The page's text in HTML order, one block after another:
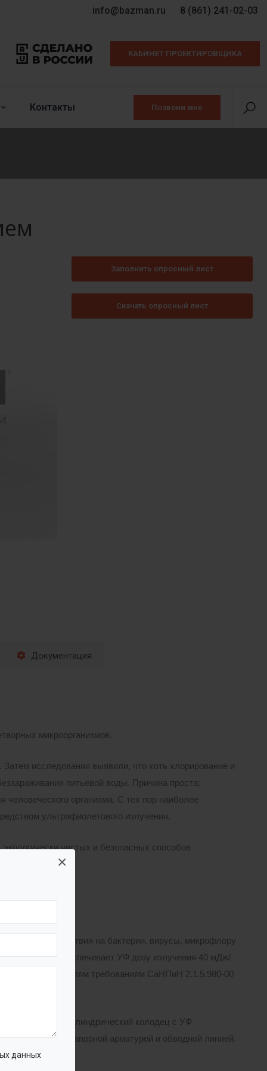
данных
×
info@bazman.ru 8 (861) 241-02-03
КАБИНЕТ ПРОЕКТИРОВЩИКА
Контакты Позвони мне
Заполнить опросный лист
Скачать опросный лист
Документация
микроорганизмов.
исследования выявили, что хоть хлорирование и
питьевой воды. Причина проста:
организма. С тех пор наиболее
ультрафиолетового излучения.
чистых и безопасных способов
воздействия на бактерии, вирусы, микрофлору
обеспечивает УФ дозу излучения 40 мДж/
показателям требованиям СаНПиН 2.1.5.980-00
цилиндрический колодец с УФ
обвязка с запорной арматурой и обводной линией.